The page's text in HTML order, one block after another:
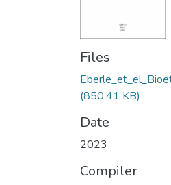
Files
(850.41 KB)
Date
2023
Compiler